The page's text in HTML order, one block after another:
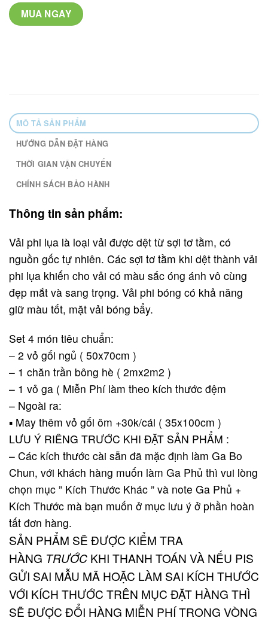
MUA NGAY
MÔ TẢ SẢN PHẨM
HƯỚNG DẪN ĐẶT HÀNG
THỜI GIAN VẬN CHUYỂN
CHÍNH SÁCH BẢO HÀNH
Thông tin sản phẩm:
Vải phi lụa là loại vải được dệt từ sợi tơ tằm, có
nguồn gốc tự nhiên. Các sợi tơ tằm khi dệt thành vải
phi lụa khiến cho vải có màu sắc óng ánh vô cùng
đẹp mắt và sang trọng. Vải phi bóng có khả năng
giữ màu tốt, mặt vải bóng bẩy.
Set 4 món tiêu chuẩn:
– 2 vỏ gối ngủ ( 50x70cm )
– 1 chăn trần bông hè ( 2mx2m2 )
– 1 vỏ ga ( Miễn Phí làm theo kích thước đệm
– Ngoài ra:
▪️ May thêm vỏ gối ôm +30k/cái ( 35x100cm )
LƯU Ý RIÊNG TRƯỚC KHI ĐẶT SẢN PHẨM :
– Các kích thước cài sẵn đã mặc định làm Ga Bo
Chun, với khách hàng muốn làm Ga Phủ thì vui lòng
chọn mục ” Kích Thước Khác ” và note Ga Phủ +
Kích Thước mà bạn muốn ở mục lưu ý ở phần hoàn
tất đơn hàng.
SẢN PHẨM SẼ ĐƯỢC KIỂM TRA
HÀNG TRƯỚC KHI THANH TOÁN VÀ NẾU PIS
GỬI SAI MẪU MÃ HOẶC LÀM SAI KÍCH THƯỚC
VỚI KÍCH THƯỚC TRÊN MỤC ĐẶT HÀNG THÌ
SẼ ĐƯỢC ĐỔI HÀNG MIỄN PHÍ TRONG VÒNG